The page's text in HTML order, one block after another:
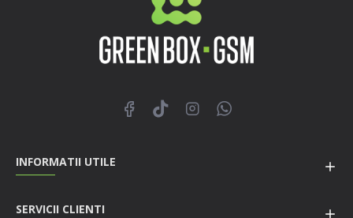
INFORMATII UTILE
SERVICII CLIENTI